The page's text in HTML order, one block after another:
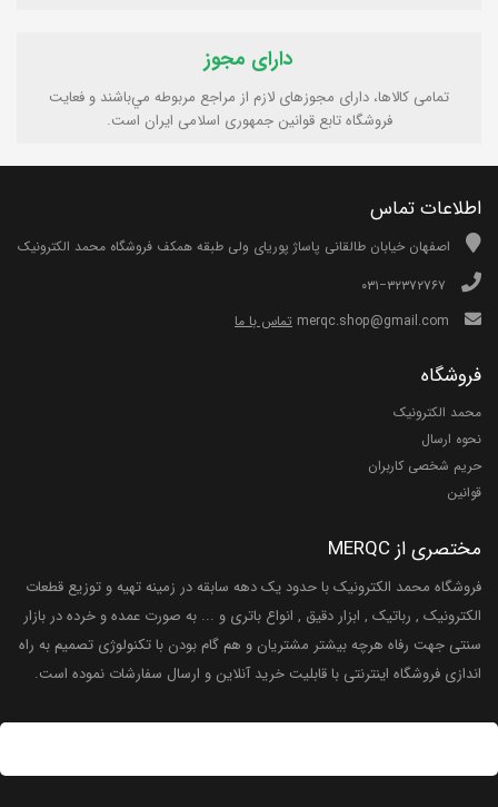
دارای مجوز
تمامی كالاها، دارای مجوزهای لازم از مراجع مربوطه مي‌باشند و فعایت
فروشگاه تابع قوانين جمهوری اسلامی ايران است.
اطلاعات تماس
اصفهان خیابان طالقانی پاساژ پوریای ولی طبقه همکف فروشگاه محمد الکترونیک
تماس با ما
فروشگاه
محمد الکترونیک
نحوه ارسال
حریم شخصی کاربران
قوانین
مختصری از MERQC
فروشگاه محمد الکترونیک با حدود یک دهه سابقه در زمینه تهیه و توزیع قطعات
الکترونیک , رباتیک , ابزار دقیق , انواع باتری و ... به صورت عمده و خرده در بازار
سنتی جهت رفاه هرچه بیشتر مشتریان و هم گام بودن با تکنولوژی تصمیم به راه
اندازی فروشگاه اینترنتی با قابلیت خرید آنلاین و ارسال سفارشات نموده است.